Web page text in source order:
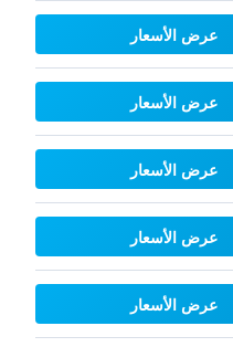
عرض الأسعار
عرض الأسعار
عرض الأسعار
عرض الأسعار
عرض الأسعار